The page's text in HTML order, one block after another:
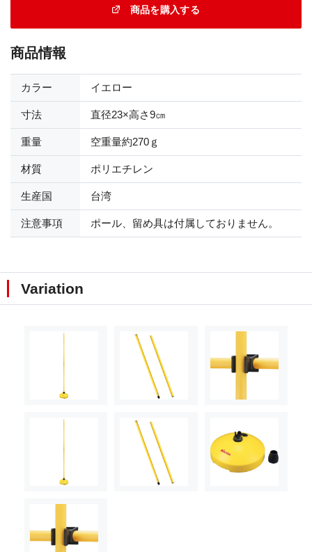
商品を購入する
商品情報
カラー イエロー
寸法 直径23×高さ9㎝
重量 空重量約270ｇ
材質 ポリエチレン
生産国 台湾
注意事項 ポール、留め具は付属しておりません。
Variation